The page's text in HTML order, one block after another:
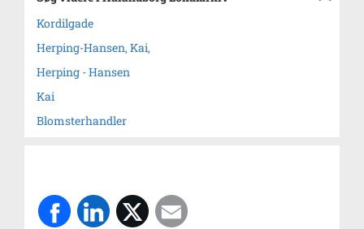
Kordilgade
Herping-Hansen, Kai,
Herping - Hansen
Kai
Blomsterhandler